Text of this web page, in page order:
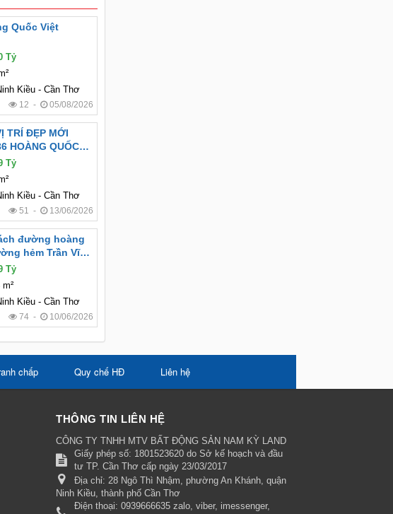
Quốc Việt
Tỷ
Kiều - Cần Thơ
12 - 05/08/2026
TRÍ ĐẸP MỚI
HOÀNG QUỐC
Tỷ
Kiều - Cần Thơ
51 - 13/06/2026
đường hoàng
hẻm Trần Vĩnh
Tỷ
m²
Kiều - Cần Thơ
74 - 10/06/2026
chấp Quy chế HĐ Liên hệ
THÔNG TIN LIÊN HỆ
CÔNG TY TNHH MTV BẤT ĐỘNG SẢN NAM KỲ LAND
Giấy phép số: 1801523620 do Sở kế hoạch và đầu
tư TP. Cần Thơ cấp ngày 23/03/2017
Địa chỉ: 28 Ngô Thì Nhậm, phường An Khánh, quận
Ninh Kiều, thành phố Cần Thơ
Điện thoại: 0939666635 zalo, viber, imessenger,